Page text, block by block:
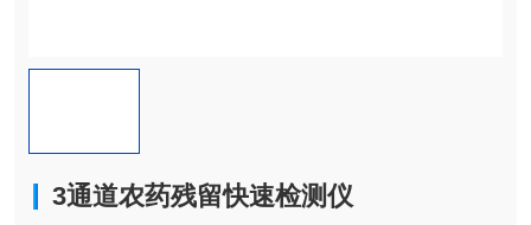
3通道农药残留快速检测仪